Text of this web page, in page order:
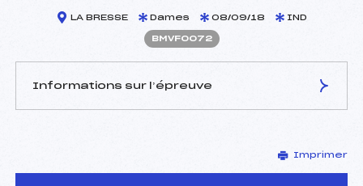
LA BRESSE Dames 08/09/18 IND
BMVF0072
Informations sur l’épreuve
HABRAN THIERRY (MV)
D.T Adjoint :
–
Imprimer